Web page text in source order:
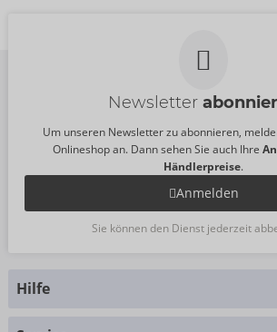
Newsletter
Um unseren Newsletter zu abonnieren,
Onlineshop an. Dann sehen Sie auch Ihre
Händlerpreise.
Anmelden
Sie können den Dienst jederzeit
Hilfe